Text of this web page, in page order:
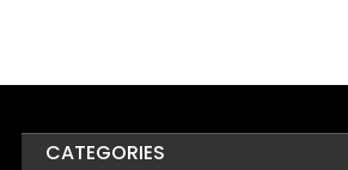
CATEGORIES